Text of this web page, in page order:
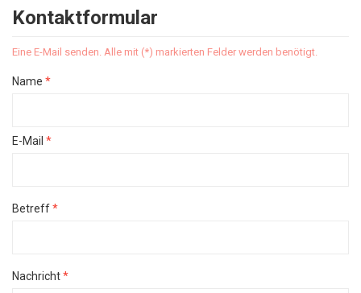
Kontaktformular
Eine E-Mail senden. Alle mit (*) markierten Felder werden benötigt.
Name *
E-Mail *
Betreff*
Nachricht*